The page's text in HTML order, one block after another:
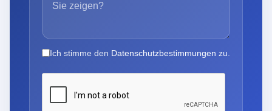
Ich stimme den Datenschutzbestimmungen zu.